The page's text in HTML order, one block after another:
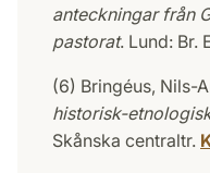
anteckningar från
pastorat. Lund: Br.
(6) Bringéus, Nils-
historisk-
Skånska centraltr.